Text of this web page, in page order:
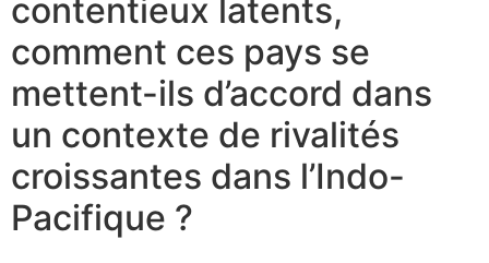
contentieux latents,
comment ces pays se
mettent-ils d’accord dans
un contexte de rivalités
croissantes dans l’Indo-
Pacifique ?